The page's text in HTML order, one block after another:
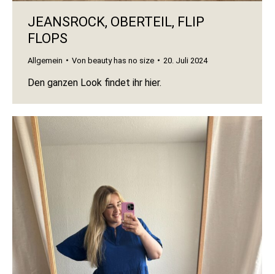
JEANSROCK, OBERTEIL, FLIP
FLOPS
Allgemein Von beauty has no size 20. Juli 2024
Den ganzen Look findet ihr hier.